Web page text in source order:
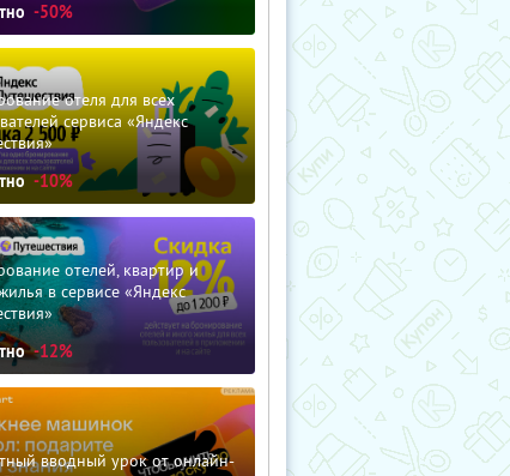
-50%
отеля для всех
сервиса «Яндекс
-10%
отелей, квартир и
в сервисе «Яндекс
-12%
вводный урок от онлайн-